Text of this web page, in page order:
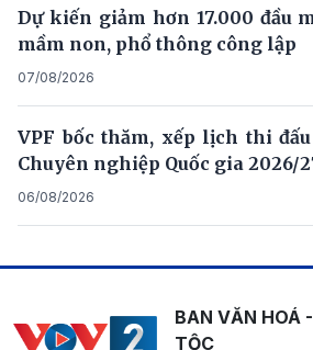
Dự kiến giảm hơn 17.000 đầu
mầm non, phổ thông công lập
07/08/2026
VPF bốc thăm, xếp lịch thi
Chuyên nghiệp Quốc gia 2026/
06/08/2026
BAN VĂN HOÁ
TỘC